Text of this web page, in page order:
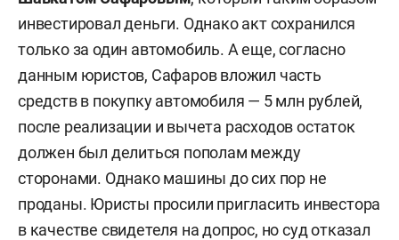
квартира в ЖК Art Citу площадью
50,3 кв. м за 4,4 млн рублей (продана
за 4,5 млн рублей);
квартира в ЖК Art Citу площадью 49
кв. м за 5,2 млн рублей;
квартира в ЖК Art Citу площадью 65
кв. м за 6,4 млн рублей;
инвестировал деньги. Однако акт сохранился
только за один автомобиль. А еще, согласно
данным юристов, Сафаров вложил часть
средств в покупку автомобиля — 5 млн рублей,
после реализации и вычета расходов остаток
должен был делиться пополам между
сторонами. Однако машины до сих пор не
проданы. Юристы просили пригласить инвестора
в качестве свидетеля на допрос, но суд отказал